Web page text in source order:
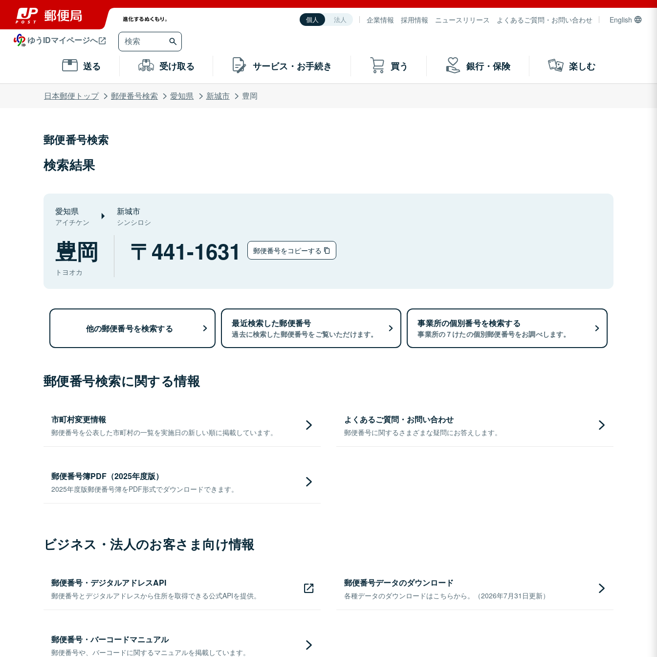
個人 法人 企業情報 採用情報 ニュースリリース よくあるご質問・お問い合わせ English
ゆうIDマイページへ
送る 受け取る サービス・お手続き 買う 銀行・保険 楽しむ
日本郵便トップ 郵便番号検索 愛知県 新城市 豊岡
郵便番号検索
検索結果
愛知県
アイチケン
新城市
シンシロシ
豊岡
トヨオカ
441-1631 郵便番号をコピーする
他の郵便番号を検索する 最近検索した郵便番号
過去に検索した郵便番号をご覧いただけます。
事業所の個別番号を検索する
事業所の７けたの個別郵便番号をお調べします。
郵便番号検索に関する情報
市町村変更情報
郵便番号を公表した市町村の一覧を実施日の新しい順に掲載しています。
よくあるご質問・お問い合わせ
郵便番号に関するさまざまな疑問にお答えします。
郵便番号簿PDF（2025年度版）
2025年度版郵便番号簿をPDF形式でダウンロードできます。
ビジネス・法人のお客さま向け情報
郵便番号・デジタルアドレスAPI
郵便番号とデジタルアドレスから住所を取得できる公式APIを提供。
郵便番号データのダウンロード
各種データのダウンロードはこちらから。（2026年7月31日更新）
郵便番号・バーコードマニュアル
郵便番号や、バーコードに関するマニュアルを掲載しています。